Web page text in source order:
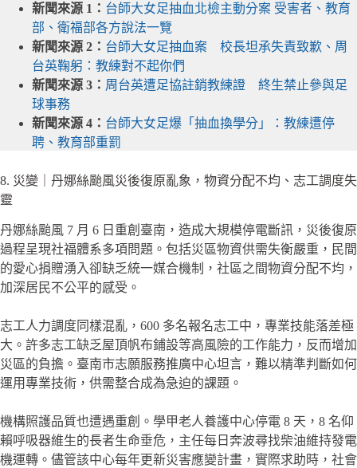
新聞來源 1： 台師大女足抽血北檢主動分案 受害者、教育
部、衛福部各方說法一覽
新聞來源 2： 台師大女足抽血案 校長坦承失責致歉、周
台英鞠躬：教練對不起你們
新聞來源 3： 周台英遭足協註銷教練證 終生禁止參與足
球事務
新聞來源 4： 台師大女足爆「抽血換學分」：教練遭停
聘、教育部重罰
8. 災變｜丹娜絲颱風災後復原亂象，物資分配不均、志工調度失
靈
丹娜絲颱風 7 月 6 日重創臺南，造成大規模停電斷訊，災後復原
過程呈現社福體系多項問題。包括災區物資供需失衡嚴重，民間
的愛心捐贈湧入卻缺乏統一媒合機制，社區之間物資分配不均，
加深居民不公平的感受。
志工人力調度同樣混亂，600 多名報名志工中，專業技能落差極
大。許多志工缺乏屋頂帆布鋪設等高風險的工作能力，反而增加
災區的負擔。臺南市志願服務推廣中心坦言，難以精準判斷如何
運用專業技術，供需整合成為急迫的課題。
機構照護品質也遭遇重創。學甲老人養護中心停電 8 天，8 名仰
賴呼吸器維生的長者生命垂危，主任每日奔波尋找柴油維持發電
機運轉。儘管該中心每年更新災害應變計畫，實際求助時，社會